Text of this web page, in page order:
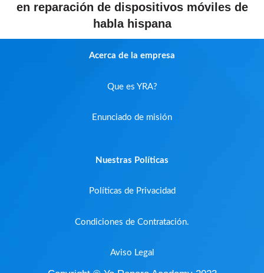
en reparación de dispositivos móviles de
habla hispana
Acerca de la empresa
Que es YRA?
Enunciado de misión
Nuestras Políticas
Políticas de Privacidad
Condiciones de Contratación.
Aviso Legal